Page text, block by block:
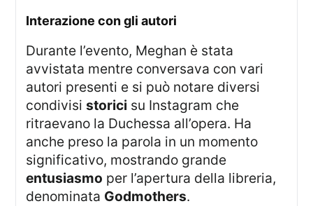
Interazione con gli autori
Durante l’evento, Meghan è stata
avvistata mentre conversava con vari
autori presenti e si può notare diversi
condivisistorici su Instagram che
ritraevano la Duchessa all’opera. Ha
anche preso la parola in un momento
significativo, mostrando grande
entusiasmo per l’apertura della libreria,
denominata Godmothers.